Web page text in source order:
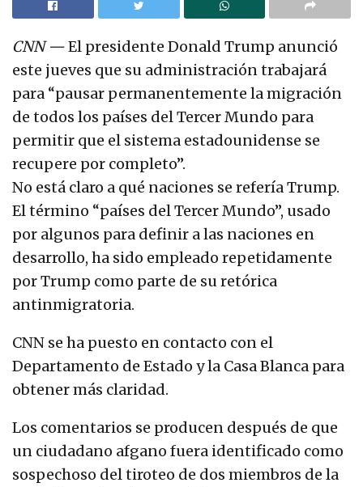
CNN—El presidente Donald Trump anunció
este jueves que su administración trabajará
para “pausar permanentemente la migración
de todos los países del Tercer Mundo para
permitir que el sistema estadounidense se
recupere por completo”.
No está claro a qué naciones se refería Trump.
El término “países del Tercer Mundo”, usado
por algunos para definir a las naciones en
desarrollo, ha sido empleado repetidamente
por Trump como parte de su retórica
antinmigratoria.
CNN se ha puesto en contacto con el
Departamento de Estado y la Casa Blanca para
obtener más claridad.
Los comentarios se producen después de que
un ciudadano afgano fuera identificado como
sospechoso del tiroteo de dos miembros de la